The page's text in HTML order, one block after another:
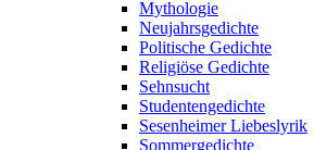
Mythologie
Neujahrsgedichte
Politische Gedichte
Religiöse Gedichte
Sehnsucht
Studentengedichte
Sesenheimer Liebeslyrik
Sommergedichte